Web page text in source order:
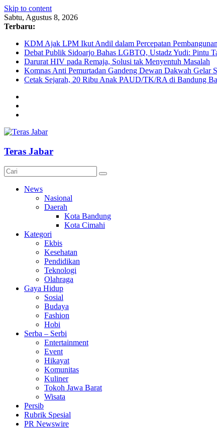
Skip to content
Sabtu, Agustus 8, 2026
Terbaru:
KDM Ajak LPM Ikut Andil dalam Percepatan
Debat Publik Sidoarjo Bahas LGBTQ, Ustadz Yudi: Pintu
Darurat HIV pada Remaja, Solusi tak Menyentuh Masalah
Komnas Anti Pemurtadan Gandeng Dewan Dakwah Gelar
Cetak Sejarah, 20 Ribu Anak PAUD/TK/RA di Bandung
Teras Jabar
News
Nasional
Daerah
Kota Bandung
Kota Cimahi
Kategori
Ekbis
Kesehatan
Pendidikan
Teknologi
Olahraga
Gaya Hidup
Sosial
Budaya
Fashion
Hobi
Serba – Serbi
Entertainment
Event
Hikayat
Komunitas
Kuliner
Tokoh Jawa Barat
Wisata
Persib
Rubrik Spesial
PR Newswire